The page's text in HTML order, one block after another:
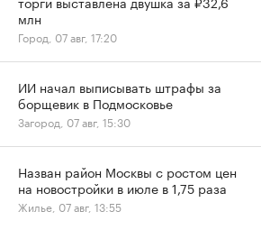
млн
Город, 07 авг, 17:20
ИИ начал выписывать штрафы за
борщевик в Подмосковье
Загород, 07 авг, 15:30
Назван район Москвы с ростом цен
на новостройки в июле в 1,75 раза
Жилье, 07 авг, 13:55